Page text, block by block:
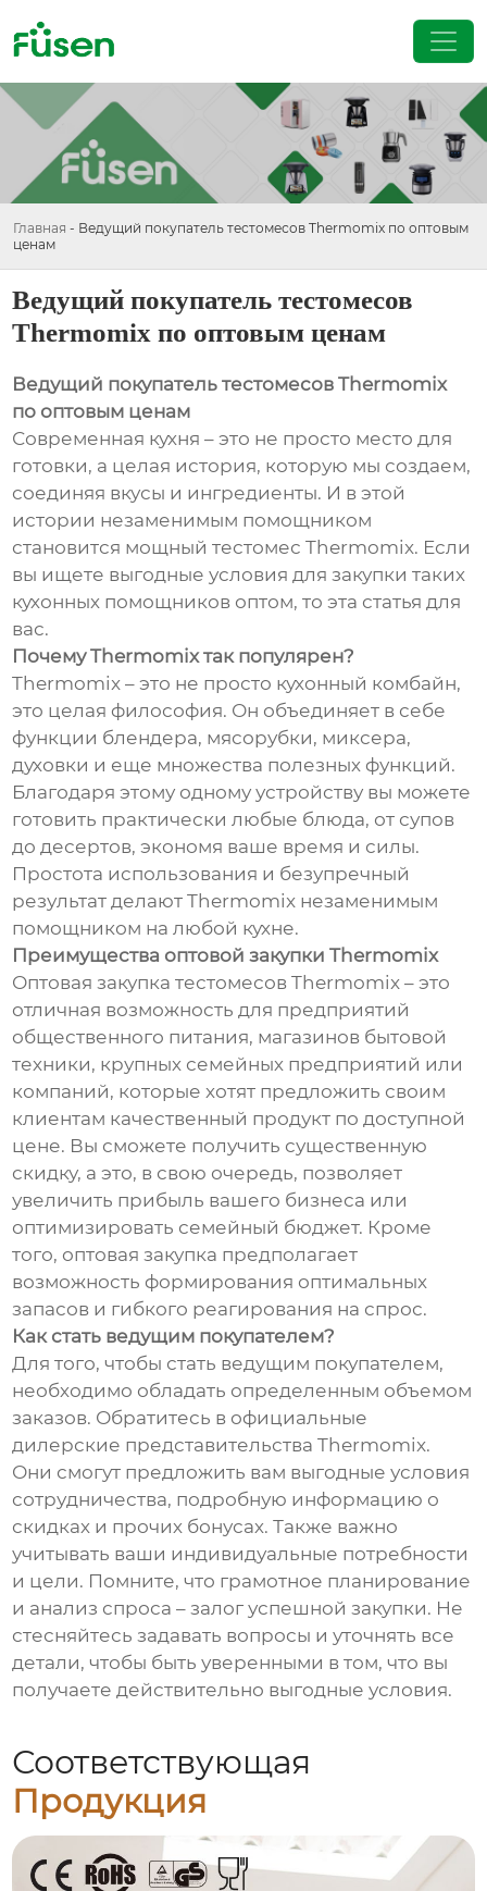
Главная - Ведущий покупатель тестомесов Thermomix по оптовым
ценам
Ведущий покупатель тестомесов
Thermomix по оптовым ценам
Ведущий покупатель тестомесов Thermomix
по оптовым ценам
Современная кухня – это не просто место для
готовки, а целая история, которую мы создаем,
соединяя вкусы и ингредиенты. И в этой
истории незаменимым помощником
становится мощный тестомес Thermomix. Если
вы ищете выгодные условия для закупки таких
кухонных помощников оптом, то эта статья для
вас.
Почему Thermomix так популярен?
Thermomix – это не просто кухонный комбайн,
это целая философия. Он объединяет в себе
функции блендера, мясорубки, миксера,
духовки и еще множества полезных функций.
Благодаря этому одному устройству вы можете
готовить практически любые блюда, от супов
до десертов, экономя ваше время и силы.
Простота использования и безупречный
результат делают Thermomix незаменимым
помощником на любой кухне.
Преимущества оптовой закупки Thermomix
Оптовая закупка тестомесов Thermomix – это
отличная возможность для предприятий
общественного питания, магазинов бытовой
техники, крупных семейных предприятий или
компаний, которые хотят предложить своим
клиентам качественный продукт по доступной
цене. Вы сможете получить существенную
скидку, а это, в свою очередь, позволяет
увеличить прибыль вашего бизнеса или
оптимизировать семейный бюджет. Кроме
того, оптовая закупка предполагает
возможность формирования оптимальных
запасов и гибкого реагирования на спрос.
Как стать ведущим покупателем?
Для того, чтобы стать ведущим покупателем,
необходимо обладать определенным объемом
заказов. Обратитесь в официальные
дилерские представительства Thermomix.
Они смогут предложить вам выгодные условия
сотрудничества, подробную информацию о
скидках и прочих бонусах. Также важно
учитывать ваши индивидуальные потребности
и цели. Помните, что грамотное планирование
и анализ спроса – залог успешной закупки. Не
стесняйтесь задавать вопросы и уточнять все
детали, чтобы быть уверенными в том, что вы
получаете действительно выгодные условия.
Соответствующая
Продукция